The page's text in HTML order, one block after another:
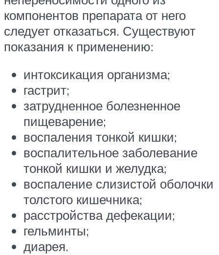
компонентов препарата от него
следует отказаться. Существуют
показания к применению:
интоксикация организма;
гастрит;
затрудненное болезненное
пищеварение;
воспаления тонкой кишки;
воспалительное заболевание
тонкой кишки и желудка;
воспаление слизистой оболочки
толстого кишечника;
расстройства дефекации;
гельминты;
диарея.